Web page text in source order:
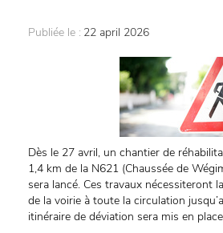
Publiée le : 22 april 2026
Dès le 27 avril, un chantier de
1,4 km de la N621 (Chaussée de
sera lancé. Ces travaux nécessiteront
de la voirie à toute la circulation
itinéraire de déviation sera mis en